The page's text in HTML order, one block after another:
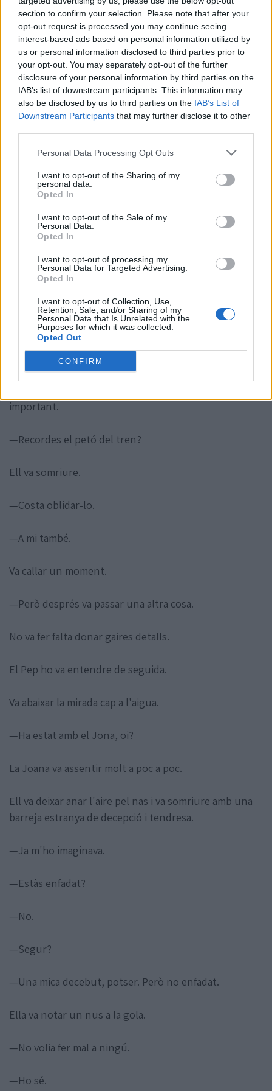
section to confirm your selection. Please note that after your
opt-out request is processed you may continue seeing
interest-based ads based on personal information utilized by
us or personal information disclosed to third parties prior to
your opt-out. You may separately opt-out of the further
disclosure of your personal information by third parties on the
IAB’s list of downstream participants. This information may
also be disclosed by us to third parties on the IAB’s List of
Downstream Participants that may further disclose it to other
Personal Data Processing Opt Outs
I want to opt-out of the Sharing of my
personal data.
Opted In
I want to opt-out of the Sale of my
Personal Data.
Opted In
I want to opt-out of processing my
Personal Data for Targeted Advertising.
Opted In
I want to opt-out of Collection, Use,
Retention, Sale, and/or Sharing of my
Personal Data that Is Unrelated with the
Purposes for which it was collected.
Opted Out
CONFIRM
La Joana va obrir la boca però no li va sortir cap
resposta, perquè la pregunta no era tan fàcil.
Aquella nit gairebé no va dormir, va donar-hi tantes
voltes que va acabar arribant a una conclusió.
No podia continuar així, no era just per a ningú.
encara esmorzava per demanar al Pep si podien fer
una volta.
Durant uns minuts cap dels dos va parlar.
—Fa dies que et noto rara —va acabar dient ell.
La Joana va respirar fondo.
—Perquè ho estic.
El Pep la va mirar amb aquella expressió serena que
important.
—Recordes el petó del tren?
Ell va somriure.
—Costa oblidar-lo.
—A mi també.
Va callar un moment.
—Però després va passar una altra cosa.
No va fer falta donar gaires detalls.
El Pep ho va entendre de seguida.
Va abaixar la mirada cap a l'aigua.
—Ha estat amb el Jona, oi?
La Joana va assentir molt a poc a poc.
Ell va deixar anar l'aire pel nas i va somriure amb una
barreja estranya de decepció i tendresa.
—Ja m'ho imaginava.
—Estàs enfadat?
—No.
—Segur?
—Una mica decebut, potser. Però no enfadat.
Ella va notar un nus a la gola.
—No volia fer mal a ningú.
—Ho sé.